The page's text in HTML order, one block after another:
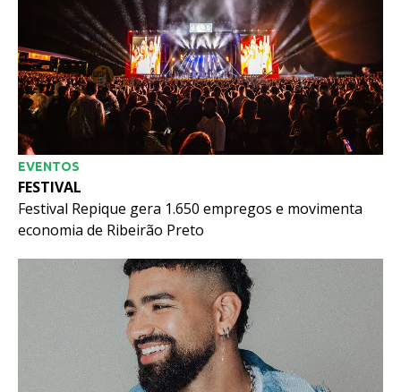
EVENTOS
FESTIVAL
Festival Repique gera 1.650 empregos e movimenta
economia de Ribeirão Preto